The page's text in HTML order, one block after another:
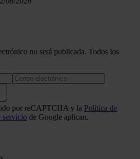
no será publicada. Todos los
por reCAPTCHA y la Política de
servicio de Google aplican.